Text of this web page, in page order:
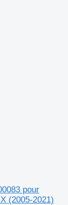
pour
(2005-2021)